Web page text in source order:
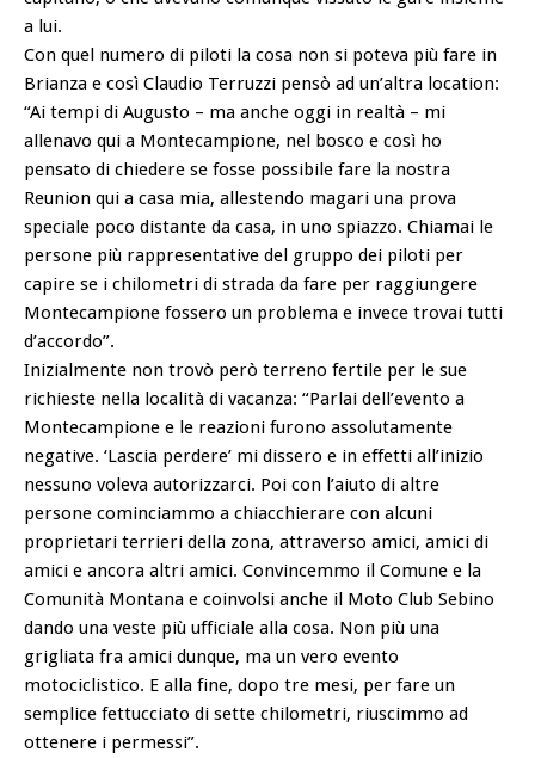
a lui.
Con quel numero di piloti la cosa non si poteva più fare in
Brianza e così Claudio Terruzzi pensò ad un’altra location:
“Ai tempi di Augusto – ma anche oggi in realtà – mi
allenavo qui a Montecampione, nel bosco e così ho
pensato di chiedere se fosse possibile fare la nostra
Reunion qui a casa mia, allestendo magari una prova
speciale poco distante da casa, in uno spiazzo. Chiamai le
persone più rappresentative del gruppo dei piloti per
capire se i chilometri di strada da fare per raggiungere
Montecampione fossero un problema e invece trovai tutti
d’accordo”.
Inizialmente non trovò però terreno fertile per le sue
richieste nella località di vacanza: “Parlai dell’evento a
Montecampione e le reazioni furono assolutamente
negative. ‘Lascia perdere’ mi dissero e in effetti all’inizio
nessuno voleva autorizzarci. Poi con l’aiuto di altre
persone cominciammo a chiacchierare con alcuni
proprietari terrieri della zona, attraverso amici, amici di
amici e ancora altri amici. Convincemmo il Comune e la
Comunità Montana e coinvolsi anche il Moto Club Sebino
dando una veste più ufficiale alla cosa. Non più una
grigliata fra amici dunque, ma un vero evento
motociclistico. E alla fine, dopo tre mesi, per fare un
semplice fettucciato di sette chilometri, riuscimmo ad
ottenere i permessi”.